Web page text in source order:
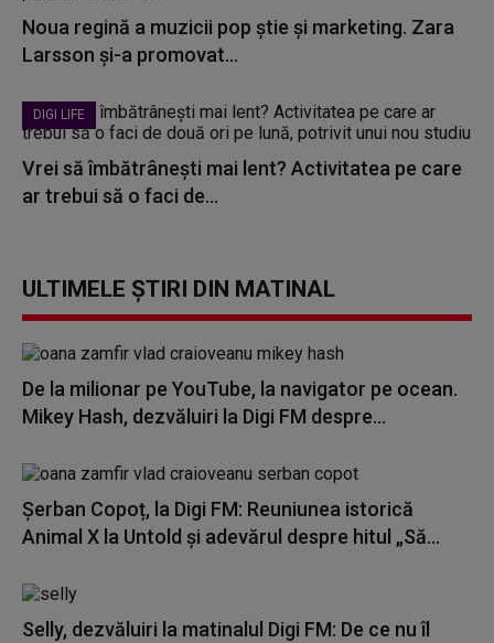
Noua regină a muzicii pop știe și marketing. Zara
Larsson și-a promovat...
DIGI LIFE
Vrei să îmbătrânești mai lent? Activitatea pe care
ar trebui să o faci de...
ULTIMELE ȘTIRI DIN MATINAL
De la milionar pe YouTube, la navigator pe ocean.
Mikey Hash, dezvăluiri la Digi FM despre...
Șerban Copoț, la Digi FM: Reuniunea istorică
Animal X la Untold și adevărul despre hitul „Să...
Selly, dezvăluiri la matinalul Digi FM: De ce nu îl